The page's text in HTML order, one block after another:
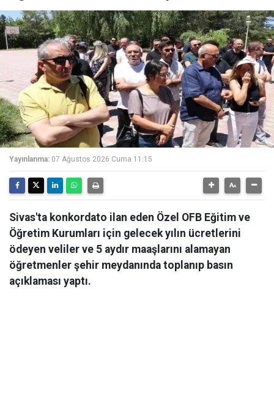
Yayınlanma: 07 Ağustos 2026 Cuma 11:15
Sivas'ta konkordato ilan eden Özel OFB Eğitim ve
Öğretim Kurumları için gelecek yılın ücretlerini
ödeyen veliler ve 5 aydır maaşlarını alamayan
öğretmenler şehir meydanında toplanıp basın
açıklaması yaptı.